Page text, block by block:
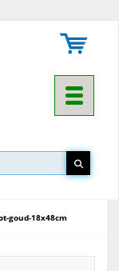
Toggle
▼
goud-18x48cm